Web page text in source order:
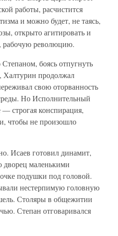
работы, расчистится
и можно будет, не таясь,
открыто агитировать и
рабочую революцию.
боясь отпугнуть
Халтурин продолжал
свою оторванность
Но Исполнительный
— строгая конспирация,
чтобы не произошло
Исаев готовил динамит,
дворец маленькими
подушки под головой.
нестерпимую головную
Столяры в общежитии
Степан отговаривался